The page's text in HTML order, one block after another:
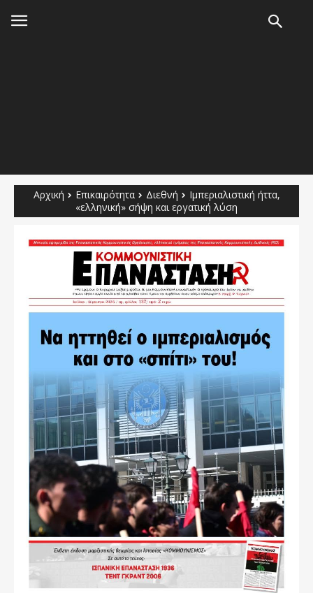
Αρχική Επικαιρότητα Διεθνή
Ιμπεριαλιστική ήττα,
«ελληνική» σήψη και εργατική λύση